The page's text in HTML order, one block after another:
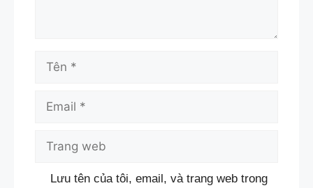
Lưu tên của tôi, email, và trang web trong